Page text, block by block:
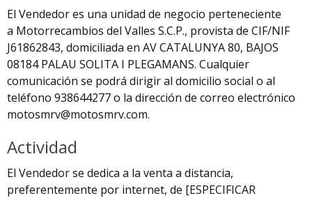
El Vendedor es una unidad de negocio perteneciente
a Motorrecambios del Valles S.C.P., provista de CIF/NIF
J61862843, domiciliada en AV CATALUNYA 80, BAJOS
08184 PALAU SOLITA I PLEGAMANS. Cualquier
comunicación se podrá dirigir al domicilio social o al
teléfono 938644277 o la dirección de correo electrónico
motosmrv@motosmrv.com.
Actividad
El Vendedor se dedica a la venta a distancia,
preferentemente por internet, de [ESPECIFICAR